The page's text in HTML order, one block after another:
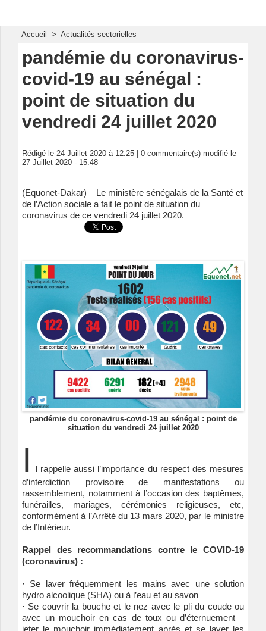
Accueil > Actualités sectorielles
pandémie du coronavirus-
covid-19 au sénégal :
point de situation du
vendredi 24 juillet 2020
Rédigé le 24 Juillet 2020 à 12:25 | 0 commentaire(s) modifié le
27 Juillet 2020 - 15:48
(Equonet-Dakar) – Le ministère sénégalais de la Santé et
de l’Action sociale a fait le point de situation du
coronavirus de ce vendredi 24 juillet 2020.
pandémie du coronavirus-covid-19 au sénégal : point de
situation du vendredi 24 juillet 2020
I
l rappelle aussi l’importance du respect des mesures
d’interdiction provisoire de manifestations ou
rassemblement, notamment à l’occasion des baptêmes,
funérailles, mariages, cérémonies religieuses, etc,
conformément à l’Arrêté du 13 mars 2020, par le ministre
de l’Intérieur.
Rappel des recommandations contre le COVID-19
(coronavirus) :
· Se laver fréquemment les mains avec une solution
hydro alcoolique (SHA) ou à l’eau et au savon
· Se couvrir la bouche et le nez avec le pli du coude ou
avec un mouchoir en cas de toux ou d’éternuement –
jeter le mouchoir immédiatement après et se laver les